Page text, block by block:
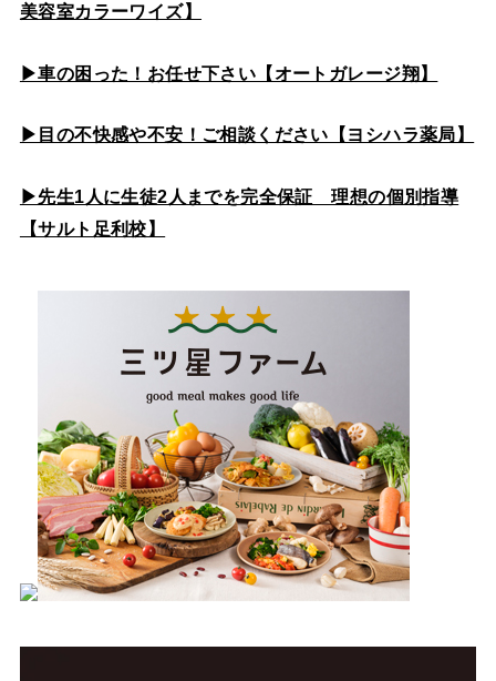
美容室カラーワイズ】
▶車の困った！お任せ下さい【オートガレージ翔】
▶目の不快感や不安！ご相談ください【ヨシハラ薬局】
▶先生1人に生徒2人までを完全保証 理想の個別指導
【サルト足利校】